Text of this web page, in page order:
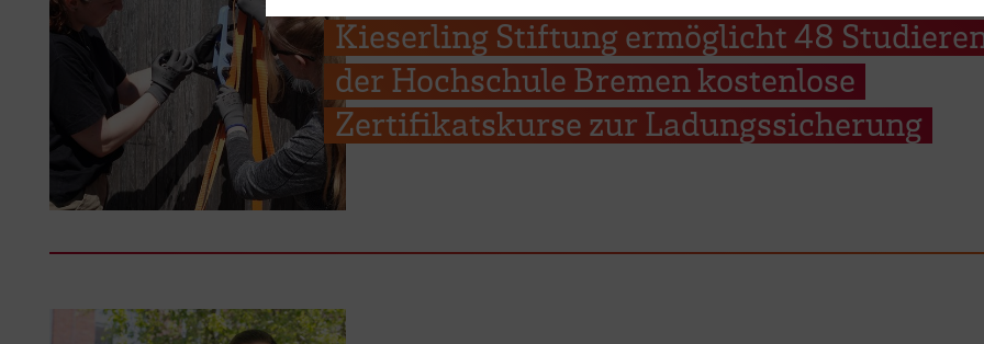
Kieserling Stiftung ermöglicht 48
der Hochschule Bremen kostenlose
Zertifikatskurse zur Ladungssicherung